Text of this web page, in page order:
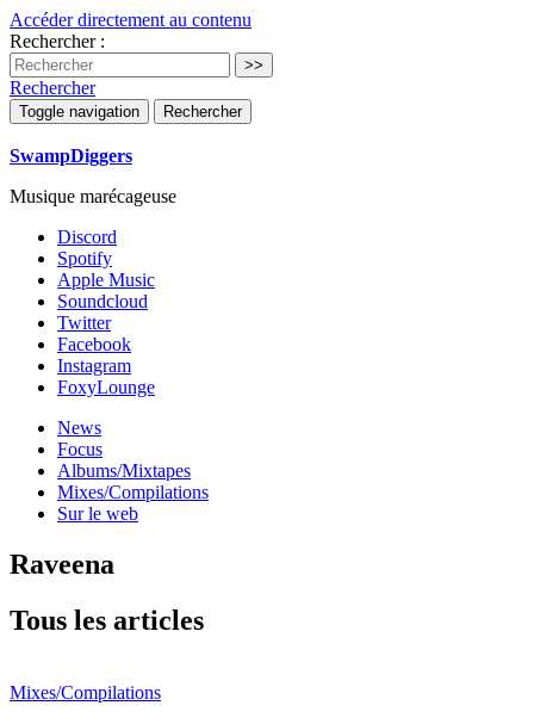
Accéder directement au contenu
Rechercher :
Rechercher
Toggle navigation Rechercher
SwampDiggers
Musique marécageuse
Discord
Spotify
Apple Music
Soundcloud
Twitter
Facebook
Instagram
FoxyLounge
News
Focus
Albums/Mixtapes
Mixes/Compilations
Sur le web
Raveena
Tous les articles
Mixes/Compilations